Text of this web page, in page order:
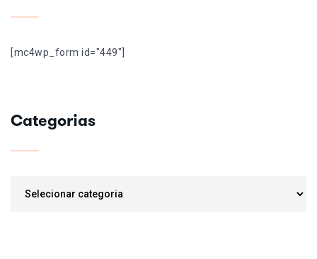
[mc4wp_form id="449"]
Categorias